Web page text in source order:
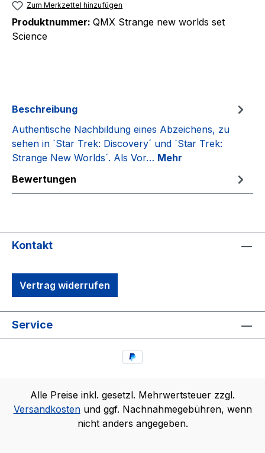
Zum Merkzettel hinzufügen
Produktnummer: QMX Strange new worlds set
Science
Beschreibung
Authentische Nachbildung eines Abzeichens, zu
sehen in `Star Trek: Discovery´ und `Star Trek:
Strange New Worlds´. Als Vor… Mehr
Bewertungen
Kontakt
Vertrag widerrufen
Service
Alle Preise inkl. gesetzl. Mehrwertsteuer zzgl.
Versandkostenund ggf. Nachnahmegebühren, wenn
nicht anders angegeben.